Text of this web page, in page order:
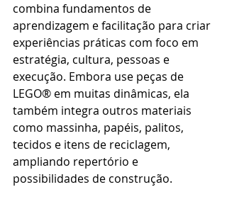
combina fundamentos de
aprendizagem e facilitação para criar
experiências práticas com foco em
estratégia, cultura, pessoas e
execução. Embora use peças de
LEGO® em muitas dinâmicas, ela
também integra outros materiais
como massinha, papéis, palitos,
tecidos e itens de reciclagem,
ampliando repertório e
possibilidades de construção.